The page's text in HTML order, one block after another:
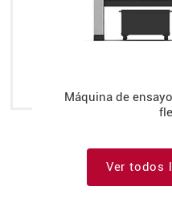
Máquina de
Ver todos